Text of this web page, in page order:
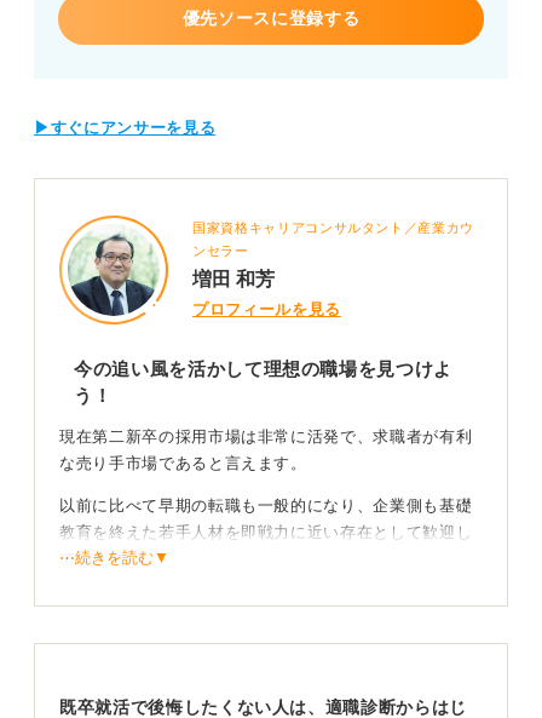
現在の第二新卒市場のリアルな状況と、スキルに自信が
優先ソースに登録する
▶すぐにアンサーを見る
国家資格キャリアコンサルタント／産業カウ
ンセラー
増田 和芳
プロフィールを見る
今の追い風を活かして理想の職場を見つけよ
う！
現在第二新卒の採用市場は非常に活発で、求職者が有利
な売り手市場であると言えます。
以前に比べて早期の転職も一般的になり、企業側も基礎
教育を終えた若手人材を即戦力に近い存在として歓迎し
ています。
⋯続きを読む▼
既卒就活で後悔したくない人は、適職診断からはじ